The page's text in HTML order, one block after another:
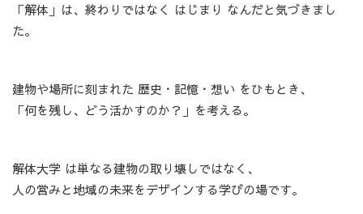
「解体」は、終わりではなく はじまり なんだと気づきまし
た。
建物や場所に刻まれた 歴史・記憶・想い をひもとき、
「何を残し、どう活かすのか？」を考える。
解体大学 は単なる建物の取り壊しではなく、
人の営みと地域の未来をデザインする学びの場です。